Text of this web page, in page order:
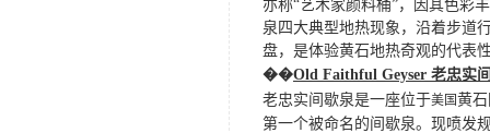
亦称“艺术家颜料桶”，因其色彩
泉四大典型地热现象，沿着步道
盘，是体验黄石地热奇观的代表
��Old Faithful Geyser 老忠实
老忠实间歇泉是一座位于美国黄
第一个被命名的间歇泉。现喷发